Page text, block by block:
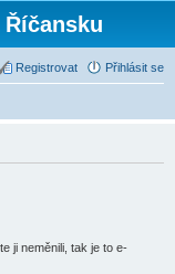
Přihlásit se
Registrovat
ji neměnili, tak je to e-